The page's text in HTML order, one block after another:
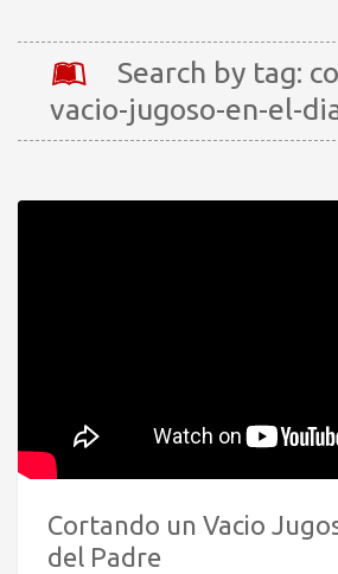
Search by tag:
vacio-jugoso-en-el-
Cortando un Vacio
del Padre